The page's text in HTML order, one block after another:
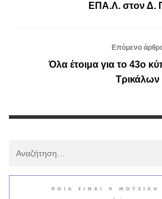
ΕΠΑ.Λ. στον Δ.
Επόμενο
Όλα έτοιμα για το 43ο
Τρικάλων
: